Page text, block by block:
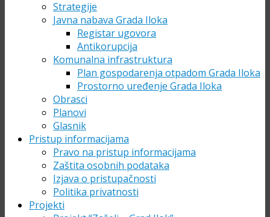
Strategije
Javna nabava Grada Iloka
Registar ugovora
Antikorupcija
Komunalna infrastruktura
Plan gospodarenja otpadom Grada Iloka
Prostorno uređenje Grada Iloka
Obrasci
Planovi
Glasnik
Pristup informacijama
Pravo na pristup informacijama
Zaštita osobnih podataka
Izjava o pristupačnosti
Politika privatnosti
Projekti